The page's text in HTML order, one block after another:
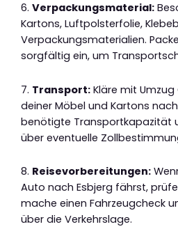
6. Verpackungsmaterial:
Kartons, Luftpolsterfolie,
Verpackungsmaterialien.
sorgfältig ein, um
7. Transport: Kläre mit
deiner Möbel und Kartons
benötigte Transportkapazität
über eventuelle
8. Reisevorbereitungen:
Auto nach Esbjerg fährst,
mache einen Fahrzeugcheck
über die Verkehrslage.